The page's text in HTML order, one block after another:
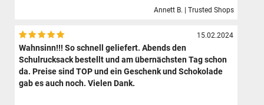
Annett B. | Trusted Shops
15.02.2024
Wahnsinn!!! So schnell geliefert. Abends den
Schulrucksack bestellt und am übernächsten Tag schon
da. Preise sind TOP und ein Geschenk und Schokolade
gab es auch noch. Vielen Dank.